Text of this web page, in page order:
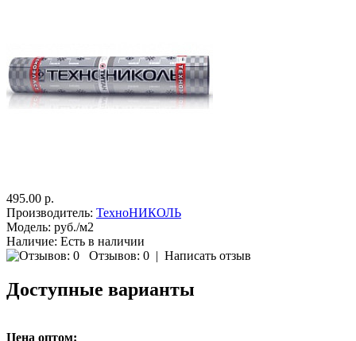
495.00 р.
Производитель: ТехноНИКОЛЬ
Модель: руб./м2
Наличие: Есть в наличии
Отзывов: 0 | Написать отзыв
Доступные варианты
Цена оптом: